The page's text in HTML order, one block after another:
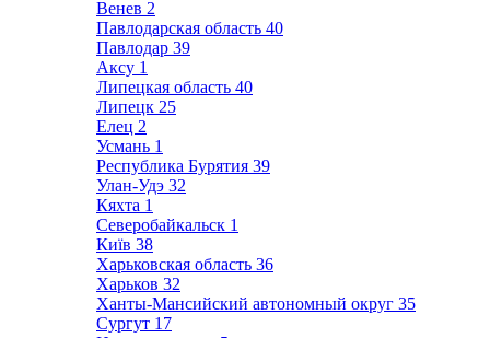
Венев 2
Павлодарская область 40
Павлодар 39
Аксу 1
Липецкая область 40
Липецк 25
Елец 2
Усмань 1
Республика Бурятия 39
Улан-Удэ 32
Кяхта 1
Северобайкальск 1
Київ 38
Харьковская область 36
Харьков 32
Ханты-Мансийский автономный округ 35
Сургут 17